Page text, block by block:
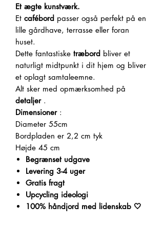
Et ægte kunstværk.
Et cafébord passer også perfekt på en
lille gårdhave, terrasse eller foran
huset.
Dette fantastiske træbord bliver et
naturligt midtpunkt i dit hjem og bliver
et oplagt samtaleemne.
Alt sker med opmærksomhed på
detaljer.
Dimensioner:
Diameter 55cm
Bordpladen er 2,2 cm tyk
Højde 45 cm
Begrænset udgave
Levering 3-4 uger
Gratis fragt
Upcycling ideologi
100% håndjord med lidenskab 🤍